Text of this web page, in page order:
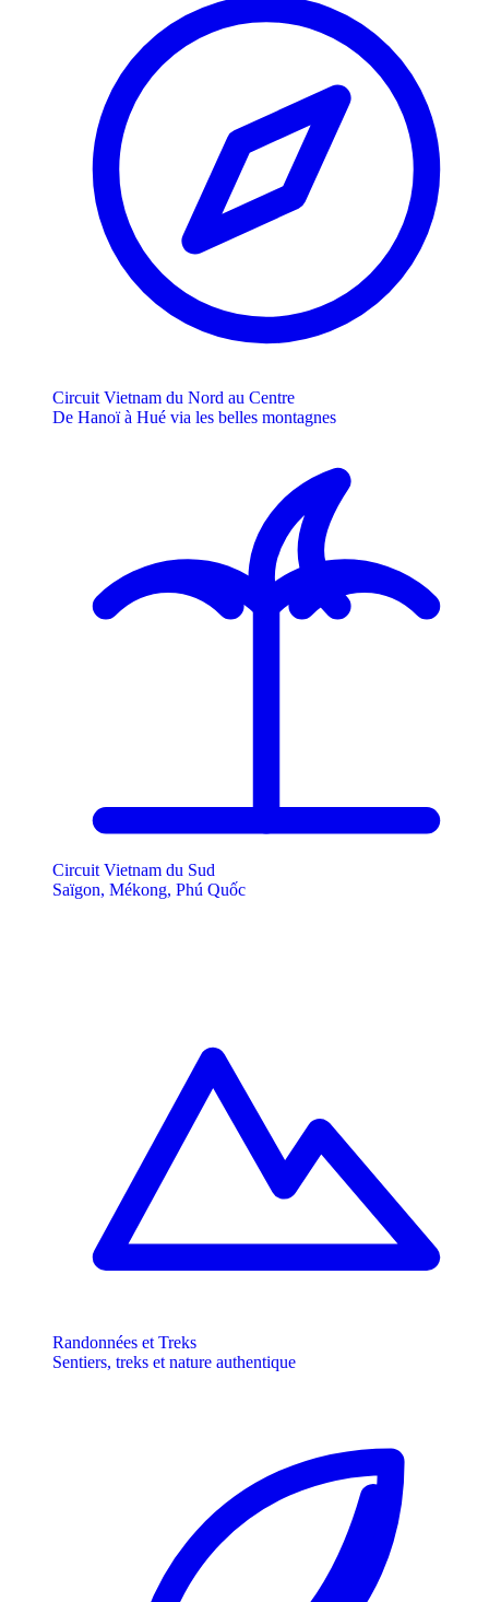
Circuit Vietnam du Nord au Centre
De Hanoï à Hué via les belles montagnes
Circuit Vietnam du Sud
Saïgon, Mékong, Phú Quốc
Randonnées et Treks
Sentiers, treks et nature authentique